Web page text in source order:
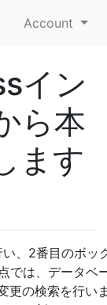
Account
イン
ら本
ます
、2番目のボッ
では、データベ
更の検索を行い